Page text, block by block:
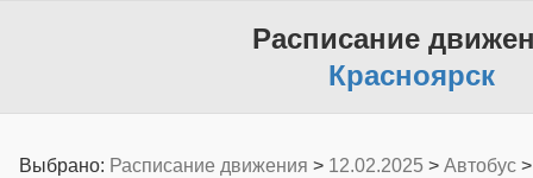
Расписание
Красноярск
Выбрано: Расписание движения > 12.02.2025 > Автобус